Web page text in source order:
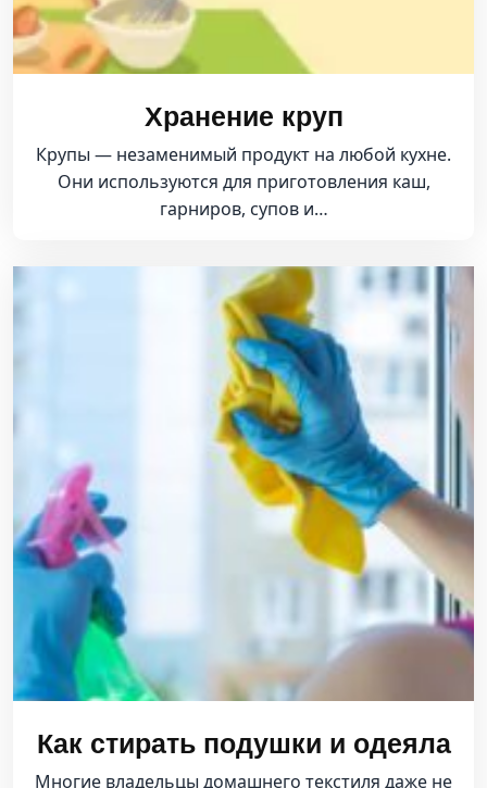
Хранение круп
Крупы — незаменимый продукт на любой кухне.
Они используются для приготовления каш,
гарниров, супов и…
Как стирать подушки и одеяла
Многие владельцы домашнего текстиля даже не